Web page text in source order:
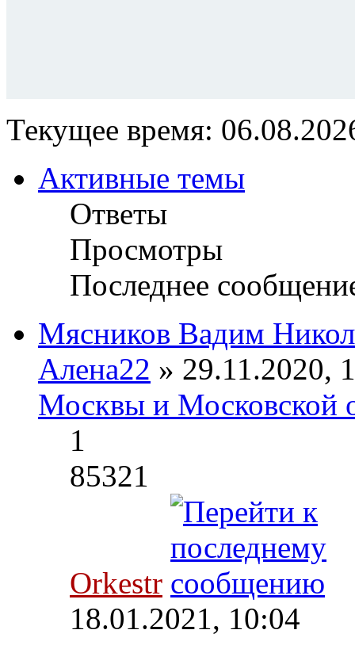
Текущее время:
Активные темы
Ответы
Просмотры
Последнее
Мясников Вадим
Алена22 » 29.11.2020,
Москвы и Московской
1
85321
Orkestr
18.01.2021, 10:04